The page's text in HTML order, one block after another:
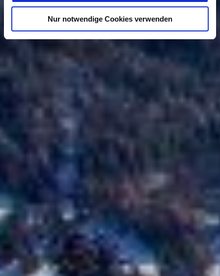
Nur notwendige Cookies verwenden